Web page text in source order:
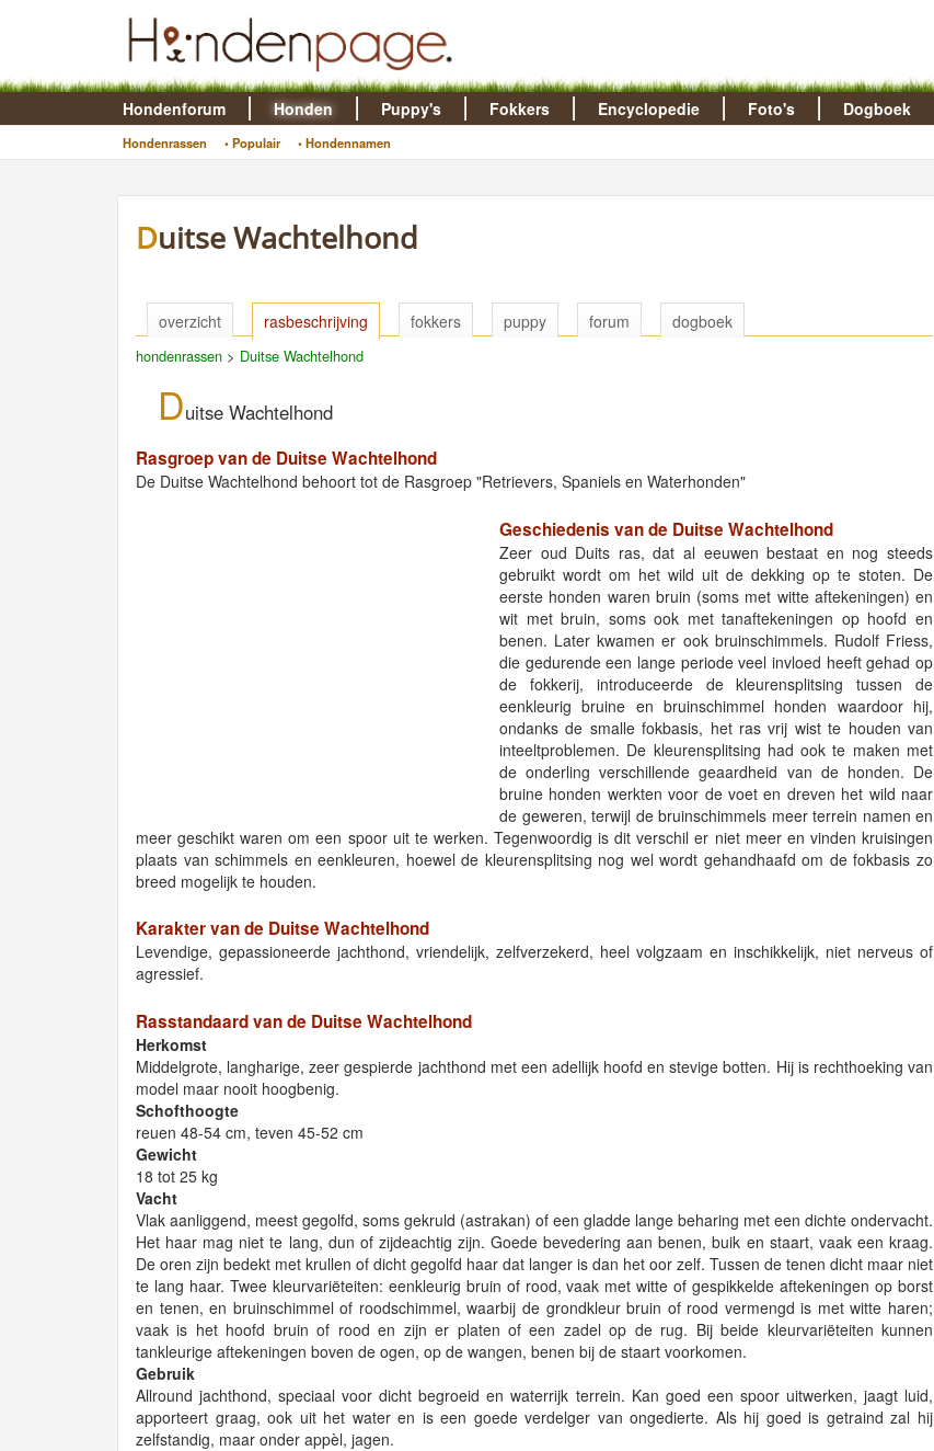
Hondenforum Honden
Hondenrassen • Populair • Hondennamen
Puppy's Fokkers Encyclopedie Foto's Dogboek
Duitse Wachtelhond
overzicht rasbeschrijving fokkers puppy forum dogboek
hondenrassen > Duitse Wachtelhond
Duitse Wachtelhond
Rasgroep van de Duitse Wachtelhond
De Duitse Wachtelhond behoort tot de Rasgroep "Retrievers, Spaniels en Waterhonden"
Geschiedenis van de Duitse Wachtelhond
Zeer oud Duits ras, dat al eeuwen bestaat en nog steeds
gebruikt wordt om het wild uit de dekking op te stoten. De
eerste honden waren bruin (soms met witte aftekeningen) en
wit met bruin, soms ook met tanaftekeningen op hoofd en
benen. Later kwamen er ook bruinschimmels. Rudolf Friess,
die gedurende een lange periode veel invloed heeft gehad op
de fokkerij, introduceerde de kleurensplitsing tussen de
eenkleurig bruine en bruinschimmel honden waardoor hij,
ondanks de smalle fokbasis, het ras vrij wist te houden van
inteeltproblemen. De kleurensplitsing had ook te maken met
de onderling verschillende geaardheid van de honden. De
bruine honden werkten voor de voet en dreven het wild naar
de geweren, terwijl de bruinschimmels meer terrein namen en
meer geschikt waren om een spoor uit te werken. Tegenwoordig is dit verschil er niet meer en vinden kruisingen
plaats van schimmels en eenkleuren, hoewel de kleurensplitsing nog wel wordt gehandhaafd om de fokbasis zo
breed mogelijk te houden.
Karakter van de Duitse Wachtelhond
Levendige, gepassioneerde jachthond, vriendelijk, zelfverzekerd, heel volgzaam en inschikkelijk, niet nerveus of
agressief.
Rasstandaard van de Duitse Wachtelhond
Herkomst
Middelgrote, langharige, zeer gespierde jachthond met een adellijk hoofd en stevige botten. Hij is rechthoeking van
model maar nooit hoogbenig.
Schofthoogte
reuen 48-54 cm, teven 45-52 cm
Gewicht
18 tot 25 kg
Vacht
Vlak aanliggend, meest gegolfd, soms gekruld (astrakan) of een gladde lange beharing met een dichte ondervacht.
Het haar mag niet te lang, dun of zijdeachtig zijn. Goede bevedering aan benen, buik en staart, vaak een kraag.
De oren zijn bedekt met krullen of dicht gegolfd haar dat langer is dan het oor zelf. Tussen de tenen dicht maar niet
te lang haar. Twee kleurvariëteiten: eenkleurig bruin of rood, vaak met witte of gespikkelde aftekeningen op borst
en tenen, en bruinschimmel of roodschimmel, waarbij de grondkleur bruin of rood vermengd is met witte haren;
vaak is het hoofd bruin of rood en zijn er platen of een zadel op de rug. Bij beide kleurvariëteiten kunnen
tankleurige aftekeningen boven de ogen, op de wangen, benen bij de staart voorkomen.
Gebruik
Allround jachthond, speciaal voor dicht begroeid en waterrijk terrein. Kan goed een spoor uitwerken, jaagt luid,
apporteert graag, ook uit het water en is een goede verdelger van ongedierte. Als hij goed is getraind zal hij
zelfstandig, maar onder appèl, jagen.